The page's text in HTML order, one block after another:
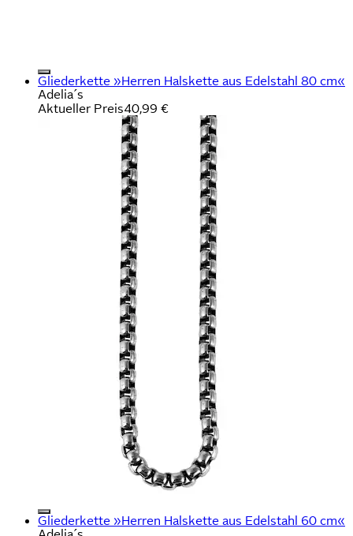
Gliederkette »Herren Halskette aus Edelstahl 80 cm«
Adelia´s
Aktueller Preis40,99 €
Gliederkette »Herren Halskette aus Edelstahl 60 cm«